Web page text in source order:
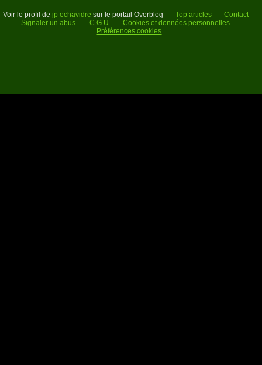
Voir le profil de jp echavidre sur le portail Overblog Top articles
Contact
Signaler un abus
C.G.U.
Cookies et données personnelles
Préférences cookies